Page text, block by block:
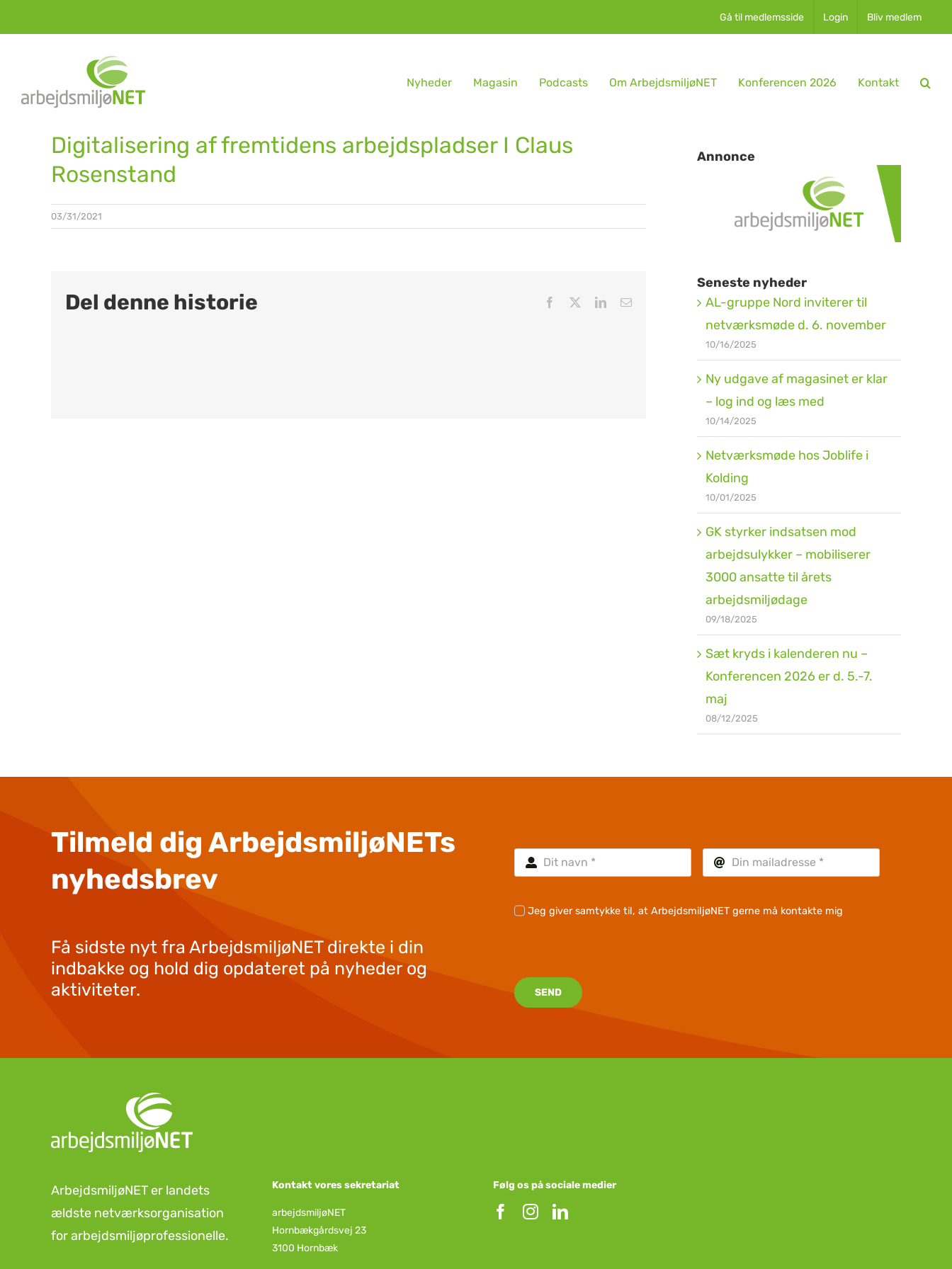
to
Gå til medlemsside Login Bliv medlem
Nyheder Magasin Podcasts Om ArbejdsmiljøNET Konferencen 2026 Kontakt
Digitalisering af fremtidens arbejdspladser I Claus
Rosenstand
03/31/2021
Del denne historie Facebook LinkedInEmail
Annonce
Seneste nyheder
AL-gruppe Nord inviterer til
netværksmøde d. 6. november
10/16/2025
Ny udgave af magasinet er klar
– log ind og læs med
10/14/2025
Netværksmøde hos Joblife i
Kolding
10/01/2025
GK styrker indsatsen mod
arbejdsulykker – mobiliserer
3000 ansatte til årets
arbejdsmiljødage
09/18/2025
Sæt kryds i kalenderen nu –
Konferencen 2026 er d. 5.-7.
maj
08/12/2025
Tilmeld dig ArbejdsmiljøNETs
nyhedsbrev
Få sidste nyt fra ArbejdsmiljøNET direkte i din
indbakke og hold dig opdateret på nyheder og
aktiviteter.
Jeg giver samtykke til, at ArbejdsmiljøNET gerne må kontakte mig
SEND
ArbejdsmiljøNET er landets
ældste netværksorganisation
for arbejdsmiljøprofessionelle.
Kontakt vores sekretariat
arbejdsmiljøNET
Hornbækgårdsvej 23
3100 Hornbæk
Følg os på sociale medier